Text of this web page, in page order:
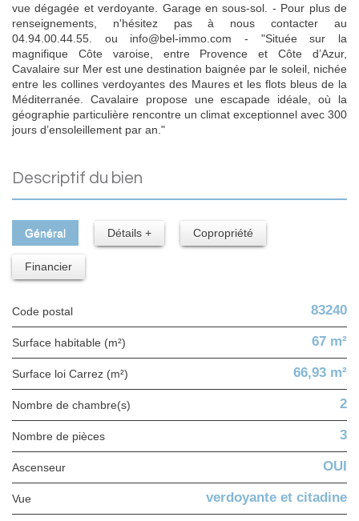
vue dégagée et verdoyante. Garage en sous-sol. - Pour plus de
renseignements, n'hésitez pas à nous contacter au
04.94.00.44.55. ou info@bel-immo.com - "Située sur la
magnifique Côte varoise, entre Provence et Côte d’Azur,
Cavalaire sur Mer est une destination baignée par le soleil, nichée
entre les collines verdoyantes des Maures et les flots bleus de la
Méditerranée. Cavalaire propose une escapade idéale, où la
géographie particulière rencontre un climat exceptionnel avec 300
jours d’ensoleillement par an."
descriptif du bien
Général Détails + Copropriété
Financier
Code postal 83240
Surface habitable (m²) 67 m²
Surface loi Carrez (m²) 66,93 m²
Nombre de chambre(s) 2
Nombre de pièces 3
Ascenseur OUI
Vue verdoyante et citadine